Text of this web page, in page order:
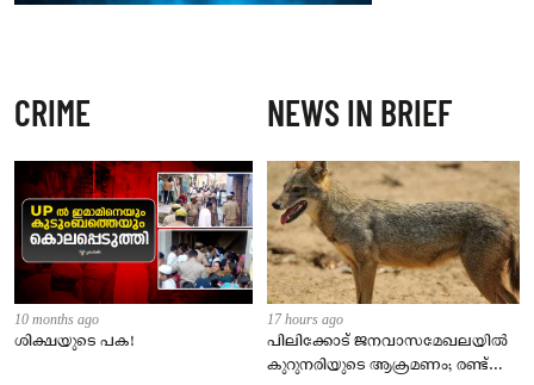
CRIME
10 months ago
ശിക്ഷയുടെ പക!
NEWS IN BRIEF
17 hours ago
പിലിക്കോട് ജനവാസമേഖലയിൽ
കുറുനരിയുടെ ആക്രമണം; രണ്ട്